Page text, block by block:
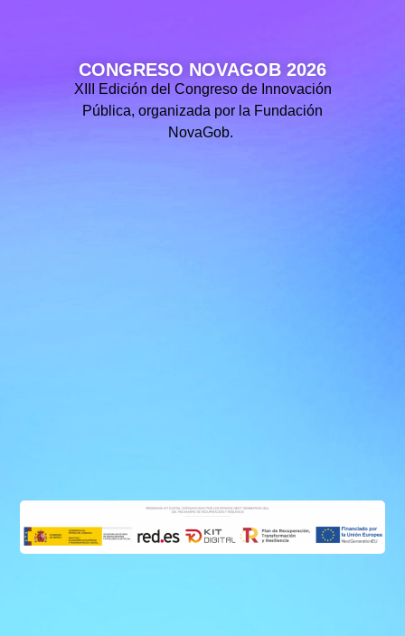
CONGRESO NOVAGOB 2026
XIII Edición del Congreso de Innovación
Pública, organizada por la Fundación
NovaGob.